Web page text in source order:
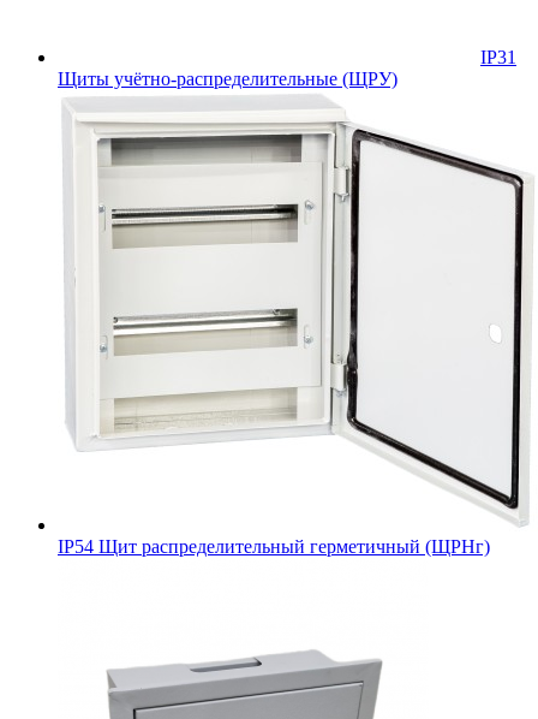
IP31
Щиты учётно-распределительные (ЩРУ)
IP54 Щит распределительный герметичный (ЩРНг)